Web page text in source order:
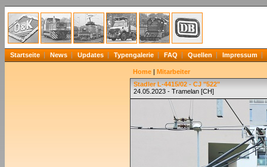
Startseite News Updates Typengalerie FAQ Quellen Impressum
Home | Mitarbeiter
Stadler L-4415/02 - CJ "522"
24.05.2023 - Tramelan [CH]